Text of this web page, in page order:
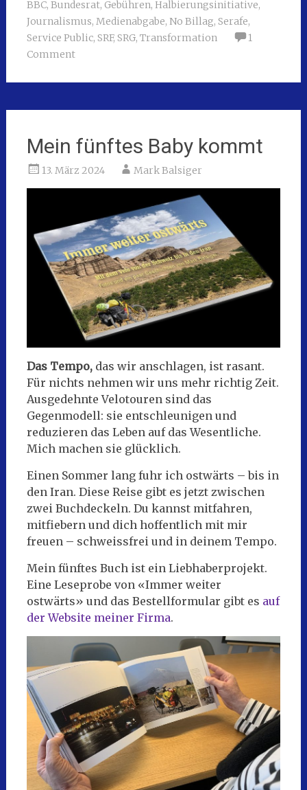
BBC, Bundesrat, Gebühren, Halbierungsinitiative,
Journalismus, Medienabgabe, No Billag, Serafe,
Service Public, SRF, SRG, Transformation
1
Comment
Mein fünftes Baby kommt
13. März 2024 Mark Balsiger
Das Tempo,das wir anschlagen, ist rasant.
Für nichts nehmen wir uns mehr richtig Zeit.
Ausgedehnte Velotouren sind das
Gegenmodell: sie entschleunigen und
reduzieren das Leben auf das Wesentliche.
Mich machen sie glücklich.
Einen Sommer lang fuhr ich ostwärts – bis in
den Iran. Diese Reise gibt es jetzt zwischen
zwei Buchdeckeln. Du kannst mitfahren,
mitfiebern und dich hoffentlich mit mir
freuen – schweissfrei und in deinem Tempo.
Mein fünftes Buch ist ein Liebhaberprojekt.
Eine Leseprobe von «Immer weiter
ostwärts» und das Bestellformular gibt es auf
der Website meiner Firma.